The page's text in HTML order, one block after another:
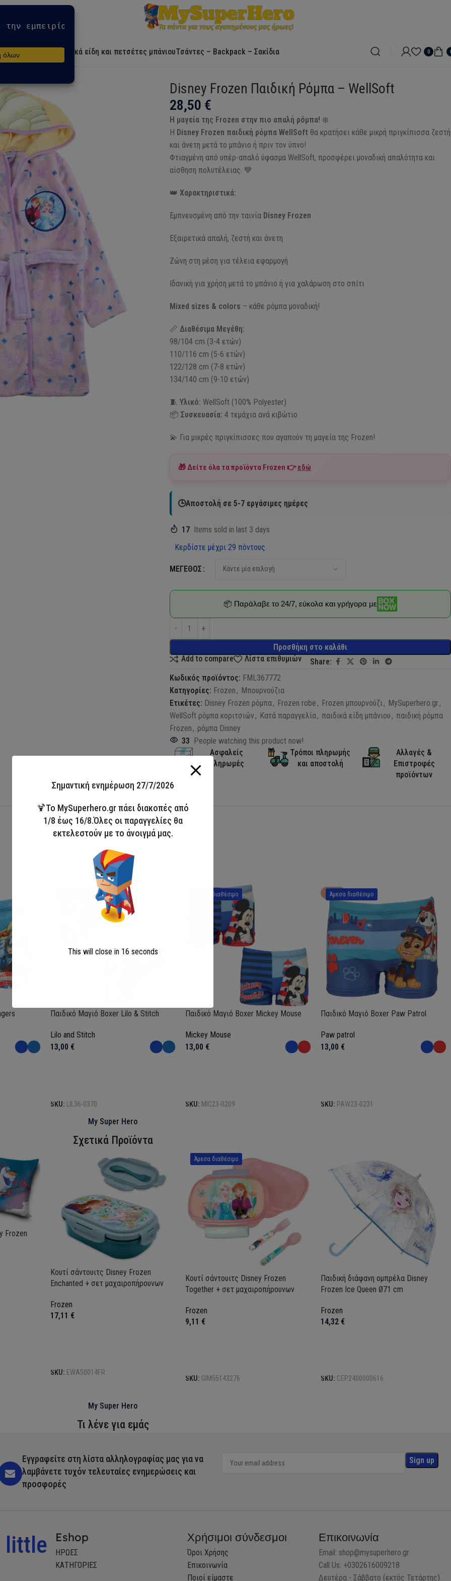
Λευκά είδη και πετσέτες μπάνιουΤσάντες – Backpack – Σακίδια 0
Frozen Παιδική Ρόμπα – WellSoft
Disney Frozen Παιδική Ρόμπα – WellSoft
28,50 €
Η μαγεία της Frozen στην πιο απαλή ρόμπα! ❄️
Η Disney Frozen παιδική ρόμπα WellSoft θα κρατήσει κάθε μικρή πριγκίπισσα ζεστή
και άνετη μετά το μπάνιο ή πριν τον ύπνο!
Φτιαγμένη από υπέρ-απαλό ύφασμα WellSoft, προσφέρει μοναδική απαλότητα και
αίσθηση πολυτέλειας. 💙
👑 Χαρακτηριστικά:
Εμπνευσμένη από την ταινία Disney Frozen
Εξαιρετικά απαλή, ζεστή και άνετη
Ζώνη στη μέση για τέλεια εφαρμογή
Ιδανική για χρήση μετά το μπάνιο ή για χαλάρωση στο σπίτι
Mixed sizes & colors – κάθε ρόμπα μοναδική!
📏 Διαθέσιμα Μεγέθη:
98/104 cm (3-4 ετών)
110/116 cm (5-6 ετών)
122/128 cm (7-8 ετών)
134/140 cm (9-10 ετών)
🧵 Υλικό: WellSoft (100% Polyester)
📦 Συσκευασία: 4 τεμάχια ανά κιβώτιο
💫 Για μικρές πριγκίπισσες που αγαπούν τη μαγεία της Frozen!
🎁 Δείτε όλα τα προϊόντα Frozen 👉εδώ
🕒Αποστολή σε 5-7 εργάσιμες ημέρες
17 Items sold in last 3 days
Κερδίστε μέχρι 29 πόντους.
ΜΈΓΕΘΟΣ
Προσθήκη στο καλάθι
📦 Παράλαβε το 24/7, εύκολα και γρήγορα με
Add to compare Λίστα επιθυμιών
Share:
Κωδικός προϊόντος: FML367772
Κατηγορίες: Frozen , Μπουρνούζια
Ετικέτες: Disney Frozen ρόμπα, Frozen robe , Frozen μπουρνούζι , MySuperhero.gr ,
WellSoft ρόμπα κοριτσιών , Κατά παραγγελία, παιδικά είδη μπάνιου , παιδική ρόμπα
Frozen , ρόμπα Disney
33 People watching this product now!
Ασφαλείς
Πληρωμές
Τρόποι πληρωμής
και αποστολή
Αλλαγές &
Επιστροφές
προϊόντων
ΣΥΛΛΟΓΗ
ΜΑΓΙΟ 2026
Άμεσα διαθέσιμο
Παιδικό Μαγιό Boxer Lilo & Stitch
Lilo and Stitch
13,00 €
SKU: LIL36-0370
Άμεσα διαθέσιμο
Παιδικό Μαγιό Boxer Mickey Mouse
Mickey Mouse
13,00 €
SKU: MIC23-0209
Άμεσα διαθέσιμο
HOT
Παιδικό Μαγιό Boxer Paw Patrol
Paw patrol
13,00 €
SKU: PAW23-0231
My Super Hero
Σχετικά Προϊόντα
Frozen
Κουτί σάντουιτς Disney Frozen
Enchanted + σετ μαχαιροπήρουνων
Frozen
17,11 €
SKU: EWA50014FR
Άμεσα διαθέσιμο
Κουτί σάντουιτς Disney Frozen
Together + σετ μαχαιροπήρουνων
Frozen
9,11 €
SKU: GIM55143276
Παιδική διάφανη ομπρέλα Disney
Frozen Ice Queen Ø71 cm
Frozen
14,32 €
SKU: CEP2400000616
My Super Hero
Τι λένε για εμάς
Εγγραφείτε στη λίστα αλληλογραφίας μας για να
λαμβάνετε τυχόν τελευταίες ενημερώσεις και
προσφορές
little
Eshop
ΗΡΩΕΣ
ΚΑΤΗΓΟΡΙΕΣ
Χρήσιμοι σύνδεσμοι
Όροι Χρήσης
Επικοινωνία
Ποιοί είμαστε
Επικοινωνία
Email: shop@mysuperhero.gr
Call Us: +0302616009218
Δευτέρα - Σάββατο (εκτός Τετάρτης)
Σημαντική ενημέρωση 27/7/2026
🍹Το MySuperhero.gr πάει διακοπές από
1/8 έως 16/8.Όλες οι παραγγελίες θα
εκτελεστούν με το άνοιγμά μας.
This will close in 15 seconds